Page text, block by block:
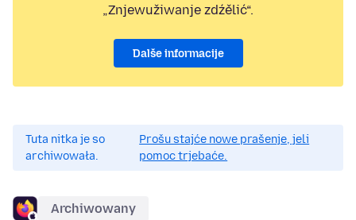
„Znjewužiwanje zdźělić“.
Dalše informacije
Tuta nitka je so
archiwowała.
Prošu stajće nowe prašenje, jeli
pomoc trjebaće.
Archiwowany